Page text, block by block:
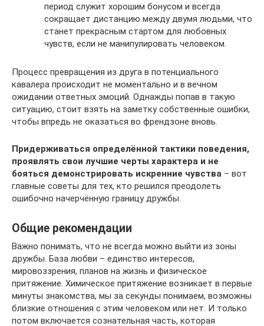
период служит хорошим бонусом и всегда
сокращает дистанцию между двумя людьми, что
станет прекрасным стартом для любовных
чувств, если не манипулировать человеком.
Процесс превращения из друга в потенциального
кавалера происходит не моментально и в вечном
ожидании ответных эмоций. Однажды попав в такую
ситуацию, стоит взять на заметку собственные ошибки,
чтобы впредь не оказаться во френдзоне вновь.
Придерживаться определённой тактики поведения,
проявлять свои лучшие черты характера и не
бояться демонстрировать искренние чувства – вот
главные советы для тех, кто решился преодолеть
ошибочно начерчённую границу дружбы.
Общие рекомендации
Важно понимать, что не всегда можно выйти из зоны
дружбы. База любви – единство интересов,
мировоззрения, планов на жизнь и физическое
притяжение. Химическое притяжение возникает в первые
минуты знакомства, мы за секунды понимаем, возможны
близкие отношения с этим человеком или нет. И только
потом включается сознательная часть, которая